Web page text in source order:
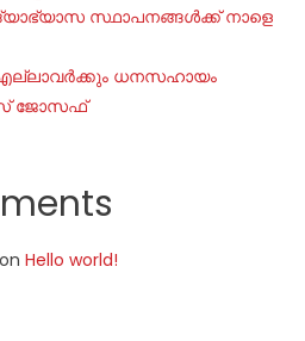
സ്ഥാപനങ്ങൾക്ക് നാളെ
ധനസഹായം
ജോസഫ്
Hello world!